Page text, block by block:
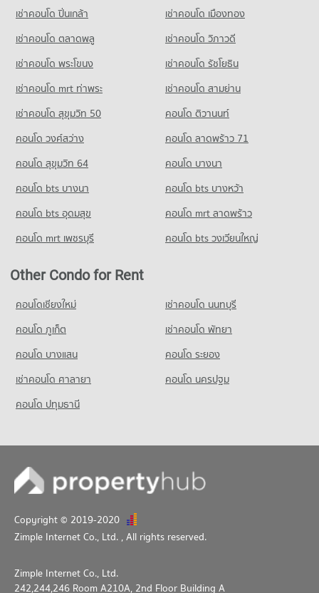
เช่าคอนโด ปิ่นเกล้า
เช่าคอนโด เมืองทอง
เช่าคอนโด ตลาดพลู
เช่าคอนโด วิภาวดี
เช่าคอนโด พระโขนง
เช่าคอนโด รัชโยธิน
เช่าคอนโด mrt ท่าพระ
เช่าคอนโด สามย่าน
เช่าคอนโด สุขุมวิท 50
คอนโด ติวานนท์
คอนโด วงศ์สว่าง
คอนโด ลาดพร้าว 71
คอนโด สุขุมวิท 64
คอนโด บางนา
คอนโด bts บางนา
คอนโด bts บางหว้า
คอนโด bts อุดมสุข
คอนโด mrt ลาดพร้าว
คอนโด mrt เพชรบุรี
คอนโด bts วงเวียนใหญ่
Other Condo for Rent
คอนโดเชียงใหม่
เช่าคอนโด นนทบุรี
คอนโด ภูเก็ต
เช่าคอนโด พัทยา
คอนโด บางแสน
คอนโด ระยอง
เช่าคอนโด ศาลายา
คอนโด นครปฐม
คอนโด ปทุมธานี
Copyright © 2019-2020
Zimple Internet Co., Ltd. , All rights reserved.
Zimple Internet Co., Ltd.
242,244,246 Room A210A, 2nd Floor Building A